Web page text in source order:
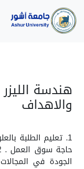
هندسة الليزر
والاهداف
1. تعليم الطلبة